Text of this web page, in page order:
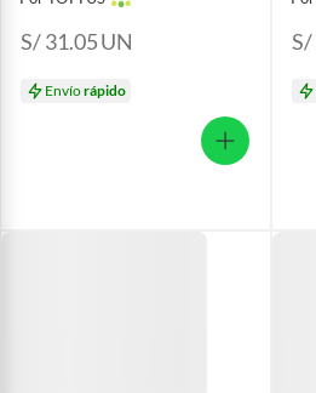
S/ 31.05UN
Envíorápido